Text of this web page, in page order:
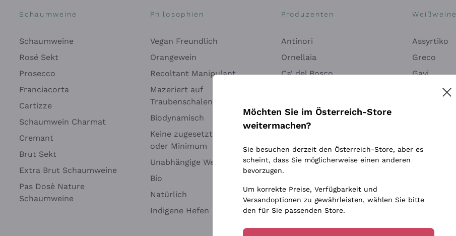
Schaumweine
Schaumweine
Rosé Sekt
Prosecco
Franciacorta
Cartizze
Schaumwein Charmat
Cremant
Brut Sekt
Extra Brut Schaumweine
Pas Dosè Nature
Schaumweine
Philosophien
Vegan Freundlich
Orangewein
Recoltant Manipulant
Mazeriert auf
Traubenschalen
Biodynamisch
Keine zugesetzten Sulfite
oder Minimum
Unabhängige Weinbauern
Bio
Natürlich
Indigene Hefen
Produzenten
Antinori
Ornellaia
Ca' del Bosco
Occhipinti Arianna
Biondi Santi
Argiolas
Zenato
Ca' dei Frati
Weißweine
Assyrtiko
Greco
Gavi
Chardonnay
Möchten Sie im Österreich-Store
weitermachen?
Sie besuchen derzeit den Österreich-Store, aber es
scheint, dass Sie möglicherweise einen anderen
bevorzugen.
Um korrekte Preise, Verfügbarkeit und
Versandoptionen zu gewährleisten, wählen Sie bitte
den für Sie passenden Store.